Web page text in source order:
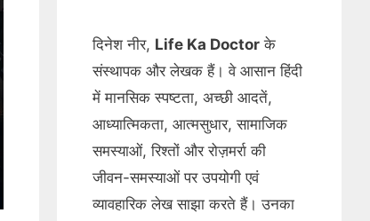
दिनेश नीर, Life Ka Doctor के
संस्थापक और लेखक हैं। वे आसान हिंदी
में मानसिक स्पष्टता, अच्छी आदतें,
आध्यात्मिकता, आत्मसुधार, सामाजिक
समस्याओं, रिश्तों और रोज़मर्रा की
जीवन-समस्याओं पर उपयोगी एवं
व्यावहारिक लेख साझा करते हैं। उनका